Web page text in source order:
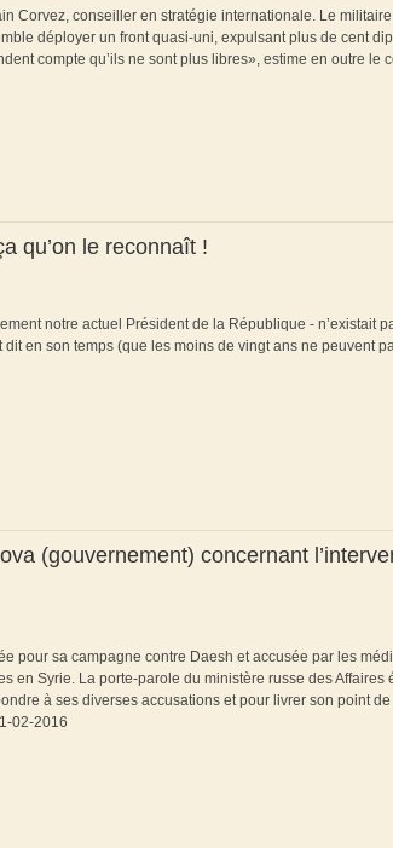
Corvez, conseiller en stratégie internationale. Le
déployer un front quasi-uni, expulsant plus de cent
compte qu’ils ne sont plus libres», estime en outre le
qu’on le reconnaît !
notre actuel Président de la République - n’existait
dit en son temps (que les moins de vingt ans ne peuvent
(gouvernement) concernant
pour sa campagne contre Daesh et accusée par les
en Syrie. La porte-parole du ministère russe des Affaires
à ses diverses accusations et pour livrer son point
02-2016